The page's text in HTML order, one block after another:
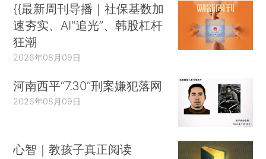
{{最新周刊导播｜社保基数加
速夯实、AI“追光”、韩股杠杆
狂潮
2026年08月09日
河南西平“7.30”刑案嫌犯落网
2026年08月09日
心智｜教孩子真正阅读